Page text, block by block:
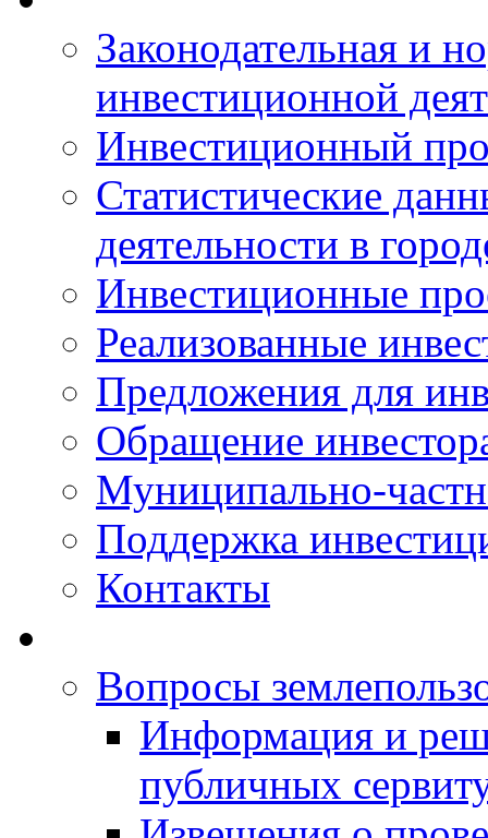
Законодательная и
инвестиционной
Инвестиционный
Статистические
деятельности в
Инвестиционные
Реализованные
Предложения для
Обращение
Муниципально-
Поддержка
Контакты
Вопросы
Информация и
публичных